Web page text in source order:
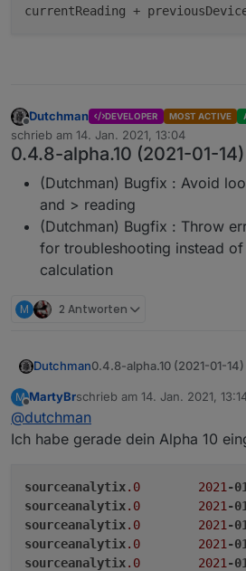
currentReading +
Offline
Dutchman DEVELOPER MOST ACTIVE
schrieb am 14. Jan. 2021, 13:04
zuletzt editiert von
0.4.8-alpha.10 (2021-01-14)
(Dutchman) Bugfix : Avoid
and > reading
(Dutchman) Bugfix : Throw
for troubleshooting instead
calculation
M 2 Antworten
Dutchman0.4.8-alpha.10 (2021-01-14)
(Dutchman) Bugfix :
set and > reading
NULL for
M
Offline
MartyBrschrieb am 14. Jan. 2021,
zuletzt editiert von
@dutchman
Ich habe gerade dein Alpha 10
sourceanalytix.0 2021 -
sourceanalytix.0 2021 -
sourceanalytix.0 2021 -
sourceanalytix.0 2021 -
sourceanalytix.0 2021 -